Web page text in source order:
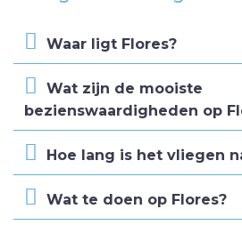
Waar ligt Flores?
Wat zijn de mooiste
bezienswaardigheden op
Hoe lang is het vliegen
Wat te doen op Flores?